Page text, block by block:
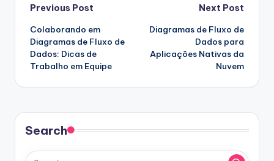
Post
navigation
Previous Post
Colaborando em
Diagramas de Fluxo de
Dados: Dicas de
Trabalho em Equipe
Next Post
Diagramas de Fluxo de
Dados para
Aplicações Nativas da
Nuvem
Search